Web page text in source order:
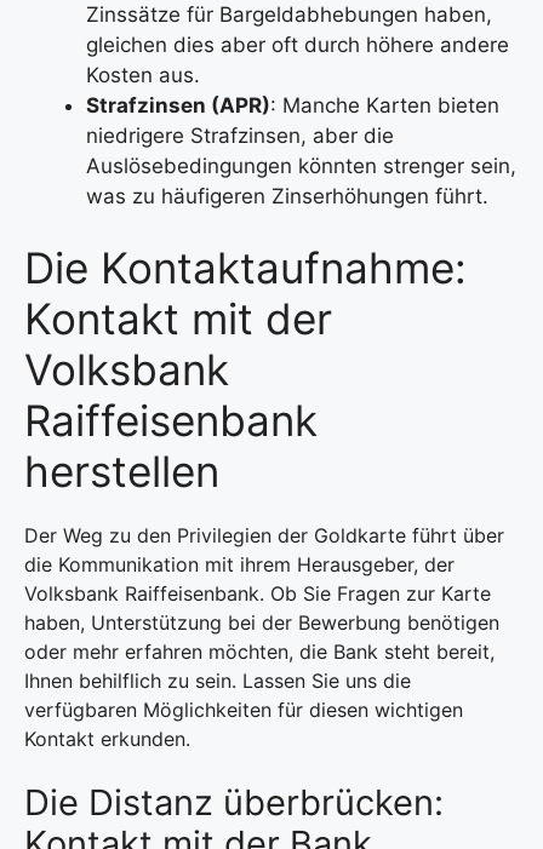
Zinssätze für Bargeldabhebungen haben,
gleichen dies aber oft durch höhere andere
Kosten aus.
Strafzinsen (APR): Manche Karten bieten
niedrigere Strafzinsen, aber die
Auslösebedingungen könnten strenger sein,
was zu häufigeren Zinserhöhungen führt.
Die Kontaktaufnahme:
Kontakt mit der
Volksbank
Raiffeisenbank
herstellen
Der Weg zu den Privilegien der Goldkarte führt über
die Kommunikation mit ihrem Herausgeber, der
Volksbank Raiffeisenbank. Ob Sie Fragen zur Karte
haben, Unterstützung bei der Bewerbung benötigen
oder mehr erfahren möchten, die Bank steht bereit,
Ihnen behilflich zu sein. Lassen Sie uns die
verfügbaren Möglichkeiten für diesen wichtigen
Kontakt erkunden.
Die Distanz überbrücken: